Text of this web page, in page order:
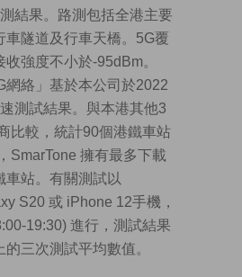
結果。路測包括全港主要
車隧道及行車天橋。5G覆
強度不小於-95dBm。
網絡」基於本公司於2022
測試結果。與本港其他3
比較，統計90個港鐵車站
SmarTone 擁有最多下載
車站。有關測試以
S20 或 iPhone 12手機，
19:30) 進行，測試結果
三次測試平均數值。